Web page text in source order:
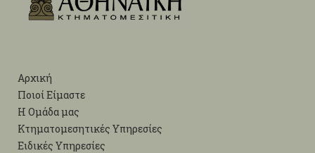
Αρχική
Ποιοί Είμαστε
Η Ομάδα μας
Κτηματομεσητικές Υπηρεσίες
Ειδικές Υπηρεσίες